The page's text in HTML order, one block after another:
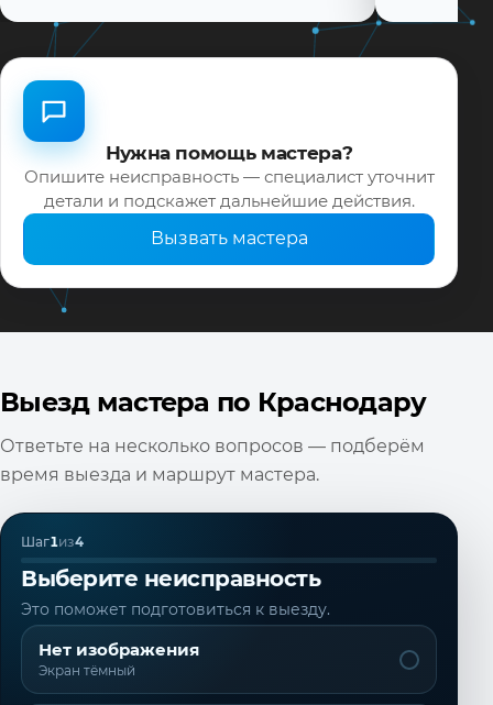
Нужна помощь мастера?
Опишите неисправность — специалист уточнит
детали и подскажет дальнейшие действия.
Вызвать мастера
Выезд мастера по Краснодару
Ответьте на несколько вопросов — подберём
время выезда и маршрут мастера.
Шаг1из4
Выберите неисправность
Это поможет подготовиться к выезду.
Нет изображения
Экран тёмный